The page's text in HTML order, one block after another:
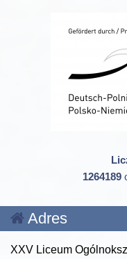
1264189
Adres
XXV Liceum